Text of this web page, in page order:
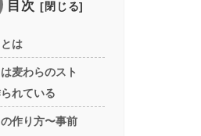
目次
は
麦わらのスト
れている
作り方〜事前